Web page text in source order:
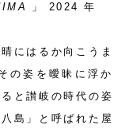
」2024年
にはるか向こうま
の姿を曖昧に浮か
と讃岐の時代の姿
島」と呼ばれた屋